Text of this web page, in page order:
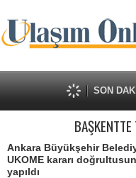
SON
Ankara Büyükşehir
UKOME kararı
yapıldı